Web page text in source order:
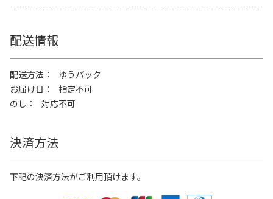
配送情報
配送方法
ゆうパック
お届け日
指定不可
のし
対応不可
決済方法
下記の決済方法がご利用頂けます。